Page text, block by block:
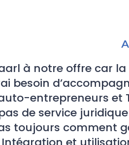
à notre offre car
besoin
entrepreneurs et
de service
toujours comment